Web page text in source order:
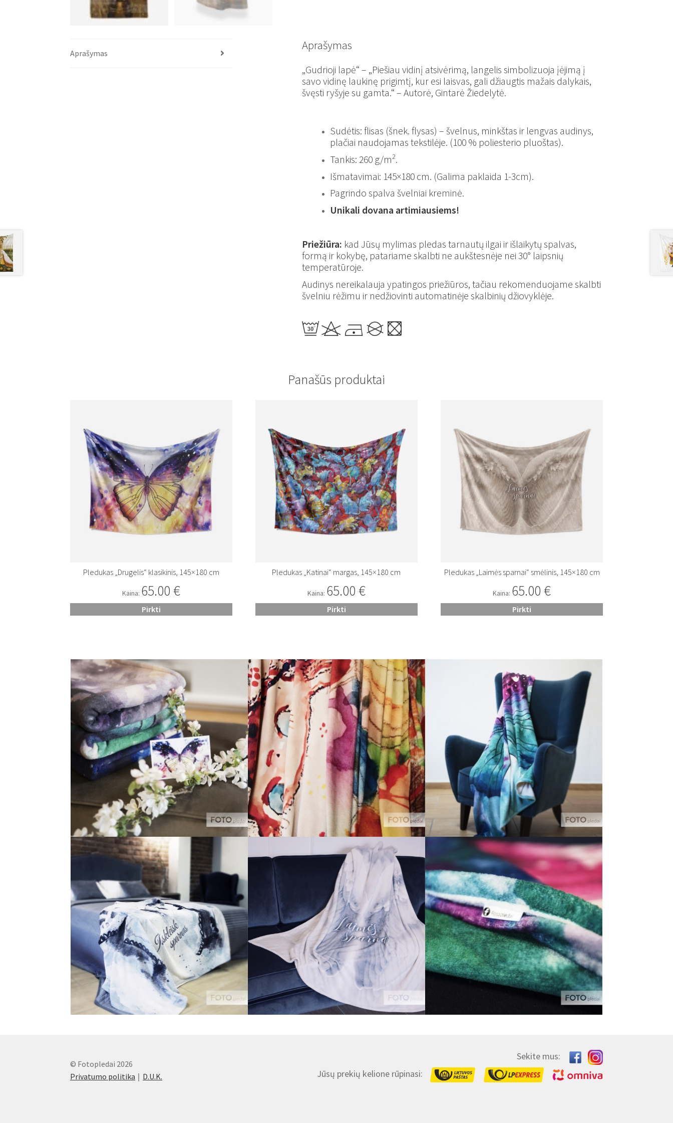
Aprašymas
Aprašymas
„Gudrioji lapė“ – „Piešiau vidinį atsivėrimą, langelis simbolizuoja įėjimą į
savo vidinę laukinę prigimtį, kur esi laisvas, gali džiaugtis mažais dalykais,
švęsti ryšyje su gamta.“ – Autorė, Gintarė Žiedelytė.
Sudėtis: flisas (šnek. flysas) – švelnus, minkštas ir lengvas audinys,
plačiai naudojamas tekstilėje. (100 % poliesterio pluoštas).
Tankis: 260 g/m2.
Išmatavimai: 145×180 cm. (Galima paklaida 1-3cm).
Pagrindo spalva švelniai kreminė.
Unikali dovana artimiausiems!
Priežiūra: kad Jūsų mylimas pledas tarnautų ilgai ir išlaikytų spalvas,
formą ir kokybę, patariame skalbti ne aukštesnėje nei 30° laipsnių
temperatūroje.
Audinys nereikalauja ypatingos priežiūros, tačiau rekomenduojame skalbti
švelniu rėžimu ir nedžiovinti automatinėje skalbinių džiovyklėje.
Panašūs produktai
Pledukas „Drugelis“ klasikinis, 145×180 cm
Kaina: 65.00 €
Pirkti
Pledukas „Katinai“ margas, 145×180 cm
Kaina: 65.00 €
Pirkti
Pledukas „Laimės sparnai“ smėlinis, 145×180 cm
Kaina: 65.00 €
Pirkti
© Fotopledai 2026
Privatumo politika
D.U.K.
Sekite mus:
Jūsų prekių kelione rūpinasi: